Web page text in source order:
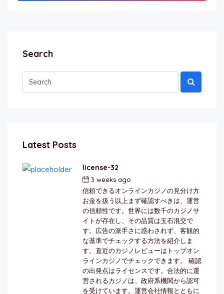
Search
Latest Posts
license-32
3 weeks ago
信頼できるオンラインカジノの見分け方
お金を扱う以上まず確認すべきは、運営
の信頼性です。世界には数千のカジノサ
イトが存在し、その品質は玉石混交で
す。広告の派手さに惑わされず、客観的
な基準でチェックする方法を紹介しま
す。直近のカジノレビューはトップオン
ラインカジノでチェックできます。 確認
の出発点はライセンスです。合法的に運
営されるカジノは、政府系機関から認可
を受けています。運営会社情報とともに